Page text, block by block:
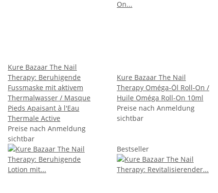
Kure Bazaar The Nail
Therapy: Beruhigende
Fussmaske mit aktivem
Thermalwasser / Masque
Pieds Apaisant à l'Eau
Thermale Active
Preise nach Anmeldung
sichtbar
Kure Bazaar The Nail
Therapy Oméga-Öl Roll-On /
Huile Oméga Roll-On 10ml
Preise nach Anmeldung
sichtbar
Bestseller